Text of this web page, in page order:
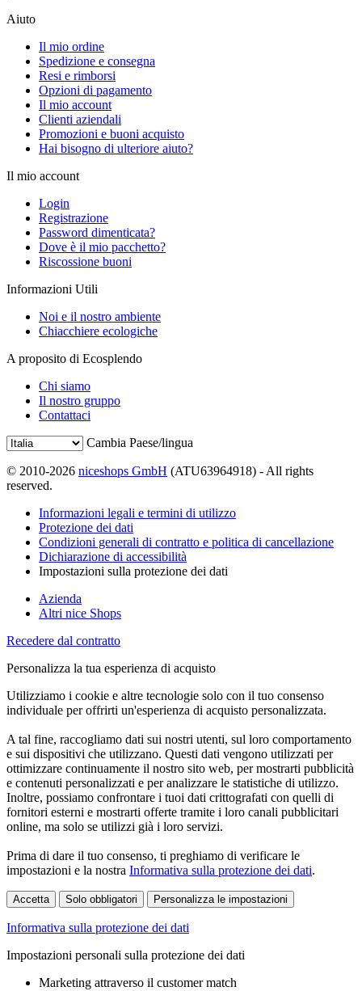
Aiuto
Il mio ordine
Spedizione e consegna
Resi e rimborsi
Opzioni di pagamento
Il mio account
Clienti aziendali
Promozioni e buoni acquisto
Hai bisogno di ulteriore aiuto?
Il mio account
Login
Registrazione
Password dimenticata?
Dove è il mio pacchetto?
Riscossione buoni
Informazioni Utili
Noi e il nostro ambiente
Chiacchiere ecologiche
A proposito di Ecosplendo
Chi siamo
Il nostro gruppo
Contattaci
Cambia Paese/lingua
© 2010-2026 niceshops GmbH (ATU63964918) - All rights
reserved.
Informazioni legali e termini di utilizzo
Protezione dei dati
Condizioni generali di contratto e politica di cancellazione
Dichiarazione di accessibilità
Impostazioni sulla protezione dei dati
Azienda
Altri nice Shops
Recedere dal contratto
Personalizza la tua esperienza di acquisto
Utilizziamo i cookie e altre tecnologie solo con il tuo consenso
individuale per offrirti un'esperienza di acquisto personalizzata.
A tal fine, raccogliamo dati sui nostri utenti, sul loro comportamento
e sui dispositivi che utilizzano. Questi dati vengono utilizzati per
ottimizzare continuamente il nostro sito web, per mostrarti pubblicità
e contenuti personalizzati e per analizzare le statistiche di utilizzo.
Inoltre, possiamo confrontare i tuoi dati crittografati con quelli di
fornitori esterni e mostrarti offerte tramite i loro canali pubblicitari
online, ma solo se utilizzi già i loro servizi.
Prima di dare il tuo consenso, ti preghiamo di verificare le
impostazioni e la nostra Informativa sulla protezione dei dati.
Accetta Solo obbligatori Personalizza le impostazioni
Informativa sulla protezione dei dati
Impostazioni personali sulla protezione dei dati
Marketing attraverso il customer match